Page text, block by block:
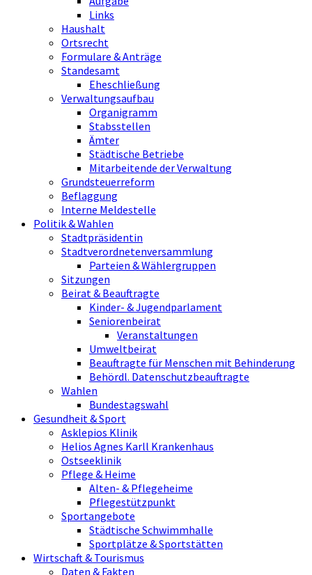
Links
Haushalt
Ortsrecht
Formulare & Anträge
Standesamt
Eheschließung
Verwaltungsaufbau
Organigramm
Stabsstellen
Ämter
Städtische Betriebe
Mitarbeitende der Verwaltung
Grundsteuerreform
Beflaggung
Interne Meldestelle
Politik & Wahlen
Stadtpräsidentin
Stadtverordnetenversammlung
Parteien & Wählergruppen
Sitzungen
Beirat & Beauftragte
Kinder- & Jugendparlament
Seniorenbeirat
Veranstaltungen
Umweltbeirat
Beauftragte für Menschen mit Behinderung
Behördl. Datenschutzbeauftragte
Wahlen
Bundestagswahl
Gesundheit & Sport
Asklepios Klinik
Helios Agnes Karll Krankenhaus
Ostseeklinik
Pflege & Heime
Alten- & Pflegeheime
Pflegestützpunkt
Sportangebote
Städtische Schwimmhalle
Sportplätze & Sportstätten
Wirtschaft & Tourismus
Daten & Fakten